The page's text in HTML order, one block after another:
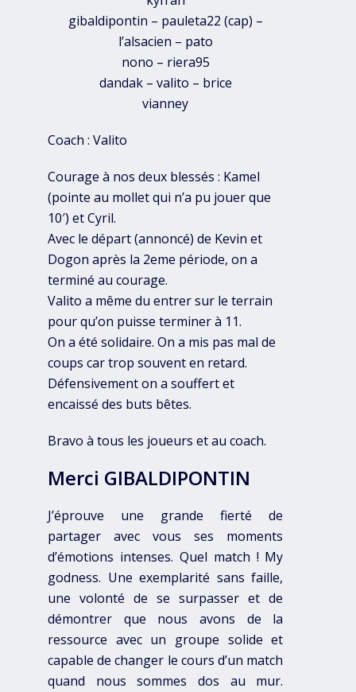
gibaldipontin – pauleta22 (cap) –
l’alsacien – pato
nono – riera95
dandak – valito – brice
vianney
Coach : Valito
Courage à nos deux blessés : Kamel
(pointe au mollet qui n’a pu jouer que
10′) et Cyril.
Avec le départ (annoncé) de Kevin et
Dogon après la 2eme période, on a
terminé au courage.
Valito a même du entrer sur le terrain
pour qu’on puisse terminer à 11.
On a été solidaire. On a mis pas mal de
coups car trop souvent en retard.
Défensivement on a souffert et
encaissé des buts bêtes.
Bravo à tous les joueurs et au coach.
Merci GIBALDIPONTIN
J’éprouve une grande fierté de
partager avec vous ses moments
d’émotions intenses. Quel match ! My
godness. Une exemplarité sans faille,
une volonté de se surpasser et de
démontrer que nous avons de la
ressource avec un groupe solide et
capable de changer le cours d’un match
quand nous sommes dos au mur.